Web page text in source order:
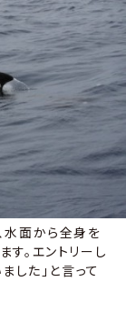
水面から全身を
。エントリーし
した」と言って